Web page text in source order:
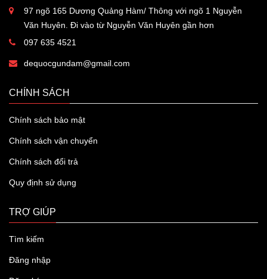
97 ngõ 165 Dương Quảng Hàm/ Thông với ngõ 1 Nguyễn
Văn Huyên. Đi vào từ Nguyễn Văn Huyên gần hơn
097 635 4521
dequocgundam@gmail.com
CHÍNH SÁCH
Chính sách bảo mật
Chính sách vận chuyển
Chính sách đổi trả
Quy định sử dụng
TRỢ GIÚP
Tìm kiếm
Đăng nhập